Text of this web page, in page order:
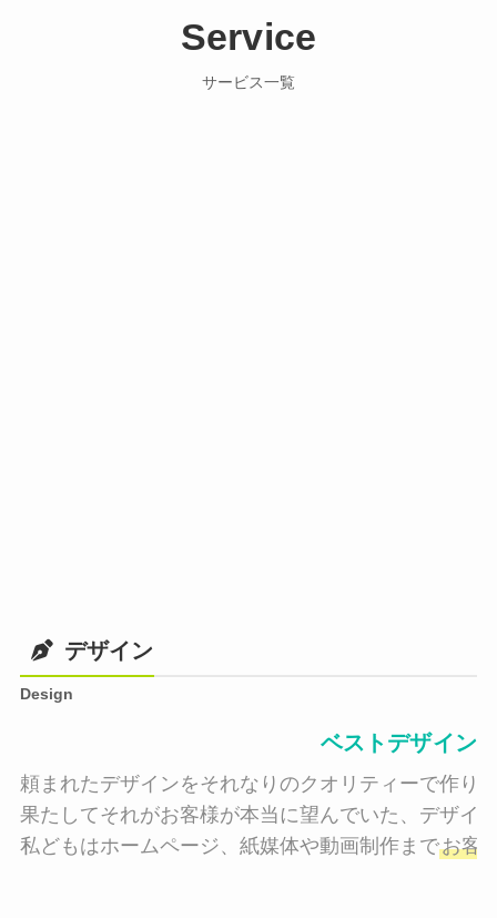
Service
サービス一覧
デザイン
Design
ベストデザイン
頼まれたデザインをそれなりのクオリティーで作り
果たしてそれがお客様が本当に望んでいた、デザイ
私どもはホームページ、紙媒体や動画制作までお客